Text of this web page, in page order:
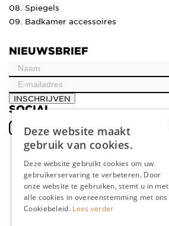
08. Spiegels
09. Badkamer accessoires
NIEUWSBRIEF
INSCHRIJVEN
SOCIAL
ENGLISH
FRENCH
Deze website maakt
gebruik van cookies.
Deze website gebruikt cookies om uw
gebruikerservaring te verbeteren. Door
onze website te gebruiken, stemt u in met
alle cookies in overeenstemming met ons
Cookiebeleid. Lees verder